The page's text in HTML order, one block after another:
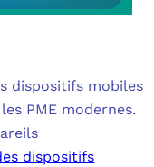
dispositifs mobiles
PME modernes.
dispositifs